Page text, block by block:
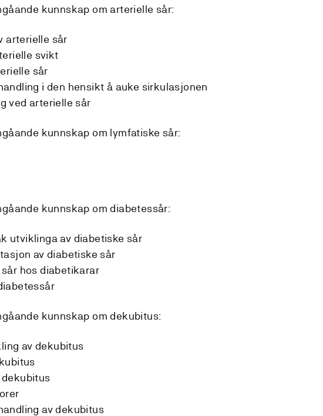
kunnskap om arterielle sår:
arterielle sår
svikt
sår
i den hensikt å auke sirkulasjonen
ved arterielle sår
kunnskap om lymfatiske sår:
kunnskap om diabetessår:
utviklinga av diabetiske sår
av diabetiske sår
sår hos diabetikarar
kunnskap om dekubitus:
av dekubitus
dekubitus
av dekubitus